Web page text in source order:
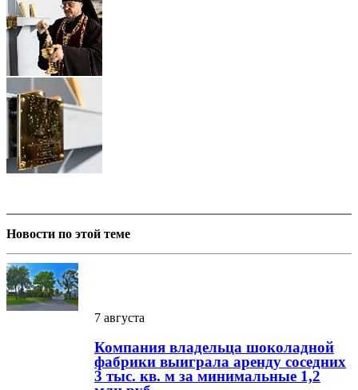
Новости по этой теме
7 августа
Компания владельца шоколадной
фабрики выиграла аренду соседних
3 тыс. кв. м за минимальные 1,2